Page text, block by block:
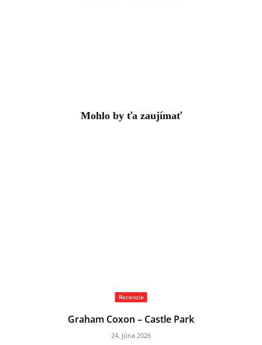
Mohlo by ťa zaujímať
Recenzie
Graham Coxon – Castle Park
24. júna 2026